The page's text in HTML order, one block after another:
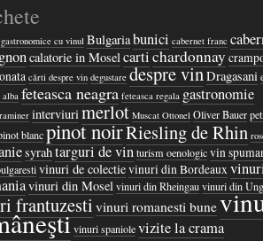
cu vinul Bulgariabunici cabernet franc
calatorie in Mosel cartichardonnay
cărti despre vin degustare despre vinDragasani
feteasca neagra feteasca regala gastronomie
interviuri merlot Muscat Ottonel Oliver Bauer
blancpinot noirRiesling de Rhin
syrahtarguri de vinturism oenologicvin
vinuri de colectievinuri din Bordeaux
vinuri din Mosel vinuri din Rheingauvinuri din
frantuzesti vinuri romanesti bune
vinuri spaniolevizite la crama